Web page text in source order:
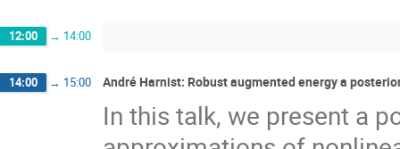
12:00 → 14:00
14:00 → 15:00 André Harnist: Robust augmented energy a
In this talk, we present a